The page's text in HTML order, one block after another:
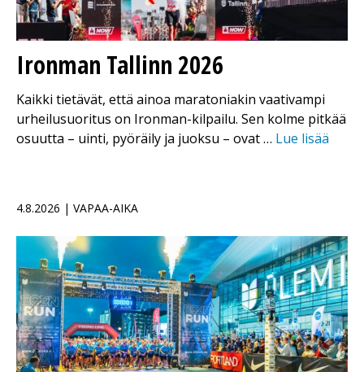
Ironman Tallinn 2026
Kaikki tietävät, että ainoa maratoniakin vaativampi
urheilusuoritus on Ironman-kilpailu. Sen kolme pitkää
osuutta – uinti, pyöräily ja juoksu – ovat … Lue lisää
4.8.2026 | VAPAA-AIKA